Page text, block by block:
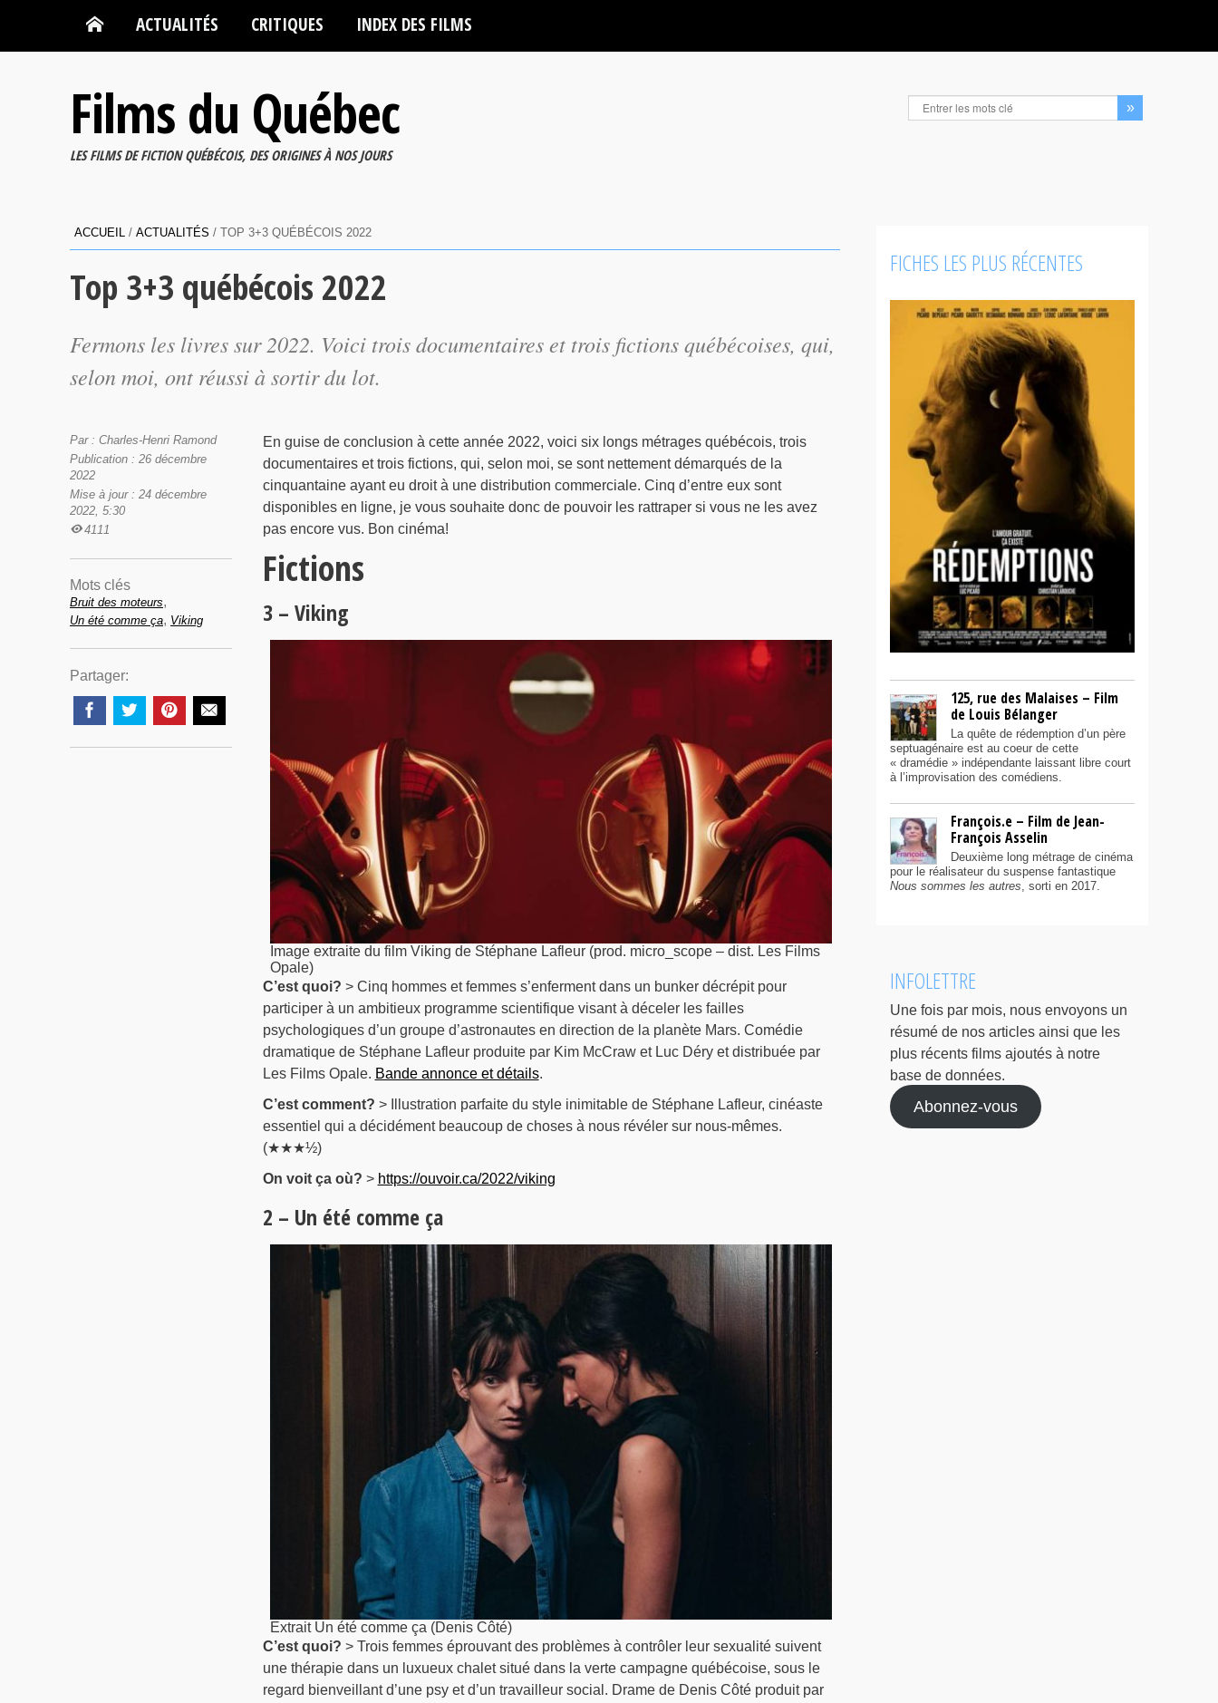
ACTUALITÉS CRITIQUES INDEX DES FILMS
Films du Québec
LES FILMS DE FICTION QUÉBÉCOIS, DES ORIGINES À NOS JOURS
ACCUEIL / ACTUALITÉS / TOP 3+3 QUÉBÉCOIS 2022
Top 3+3 québécois 2022
Fermons les livres sur 2022. Voici trois documentaires et trois fictions québécoises, qui,
selon moi, ont réussi à sortir du lot.
En guise de conclusion à cette année 2022, voici six longs métrages québécois, trois
documentaires et trois fictions, qui, selon moi, se sont nettement démarqués de la
cinquantaine ayant eu droit à une distribution commerciale. Cinq d’entre eux sont
disponibles en ligne, je vous souhaite donc de pouvoir les rattraper si vous ne les avez
pas encore vus. Bon cinéma!
Fictions
3 – Viking
Image extraite du film Viking de Stéphane Lafleur (prod. micro_scope – dist. Les Films
Opale)
C’est quoi? > Cinq hommes et femmes s’enferment dans un bunker décrépit pour
participer à un ambitieux programme scientifique visant à déceler les failles
psychologiques d’un groupe d’astronautes en direction de la planète Mars. Comédie
dramatique de Stéphane Lafleur produite par Kim McCraw et Luc Déry et distribuée par
Les Films Opale. Bande annonce et détails.
C’est comment? > Illustration parfaite du style inimitable de Stéphane Lafleur, cinéaste
essentiel qui a décidément beaucoup de choses à nous révéler sur nous-mêmes.
(★★★½)
On voit ça où? > https://ouvoir.ca/2022/viking
2 – Un été comme ça
Extrait Un été comme ça (Denis Côté)
C’est quoi? > Trois femmes éprouvant des problèmes à contrôler leur sexualité suivent
une thérapie dans un luxueux chalet situé dans la verte campagne québécoise, sous le
regard bienveillant d’une psy et d’un travailleur social. Drame de Denis Côté produit par
Par : Charles-Henri Ramond
Publication : 26 décembre
2022
Mise à jour : 24 décembre
2022, 5:30
4111
Mots clés
Bruit des moteurs,
Un été comme ça, Viking
Partager:
FICHES LES PLUS RÉCENTES
125, rue des Malaises – Film
de Louis Bélanger
La quête de rédemption d’un père
septuagénaire est au coeur de cette
« dramédie » indépendante laissant libre court
à l’improvisation des comédiens.
François.e – Film de Jean-
François Asselin
Deuxième long métrage de cinéma
pour le réalisateur du suspense fantastique
Nous sommes les autres, sorti en 2017.
INFOLETTRE
Une fois par mois, nous envoyons un
résumé de nos articles ainsi que les
plus récents films ajoutés à notre
base de données.
Abonnez-vous